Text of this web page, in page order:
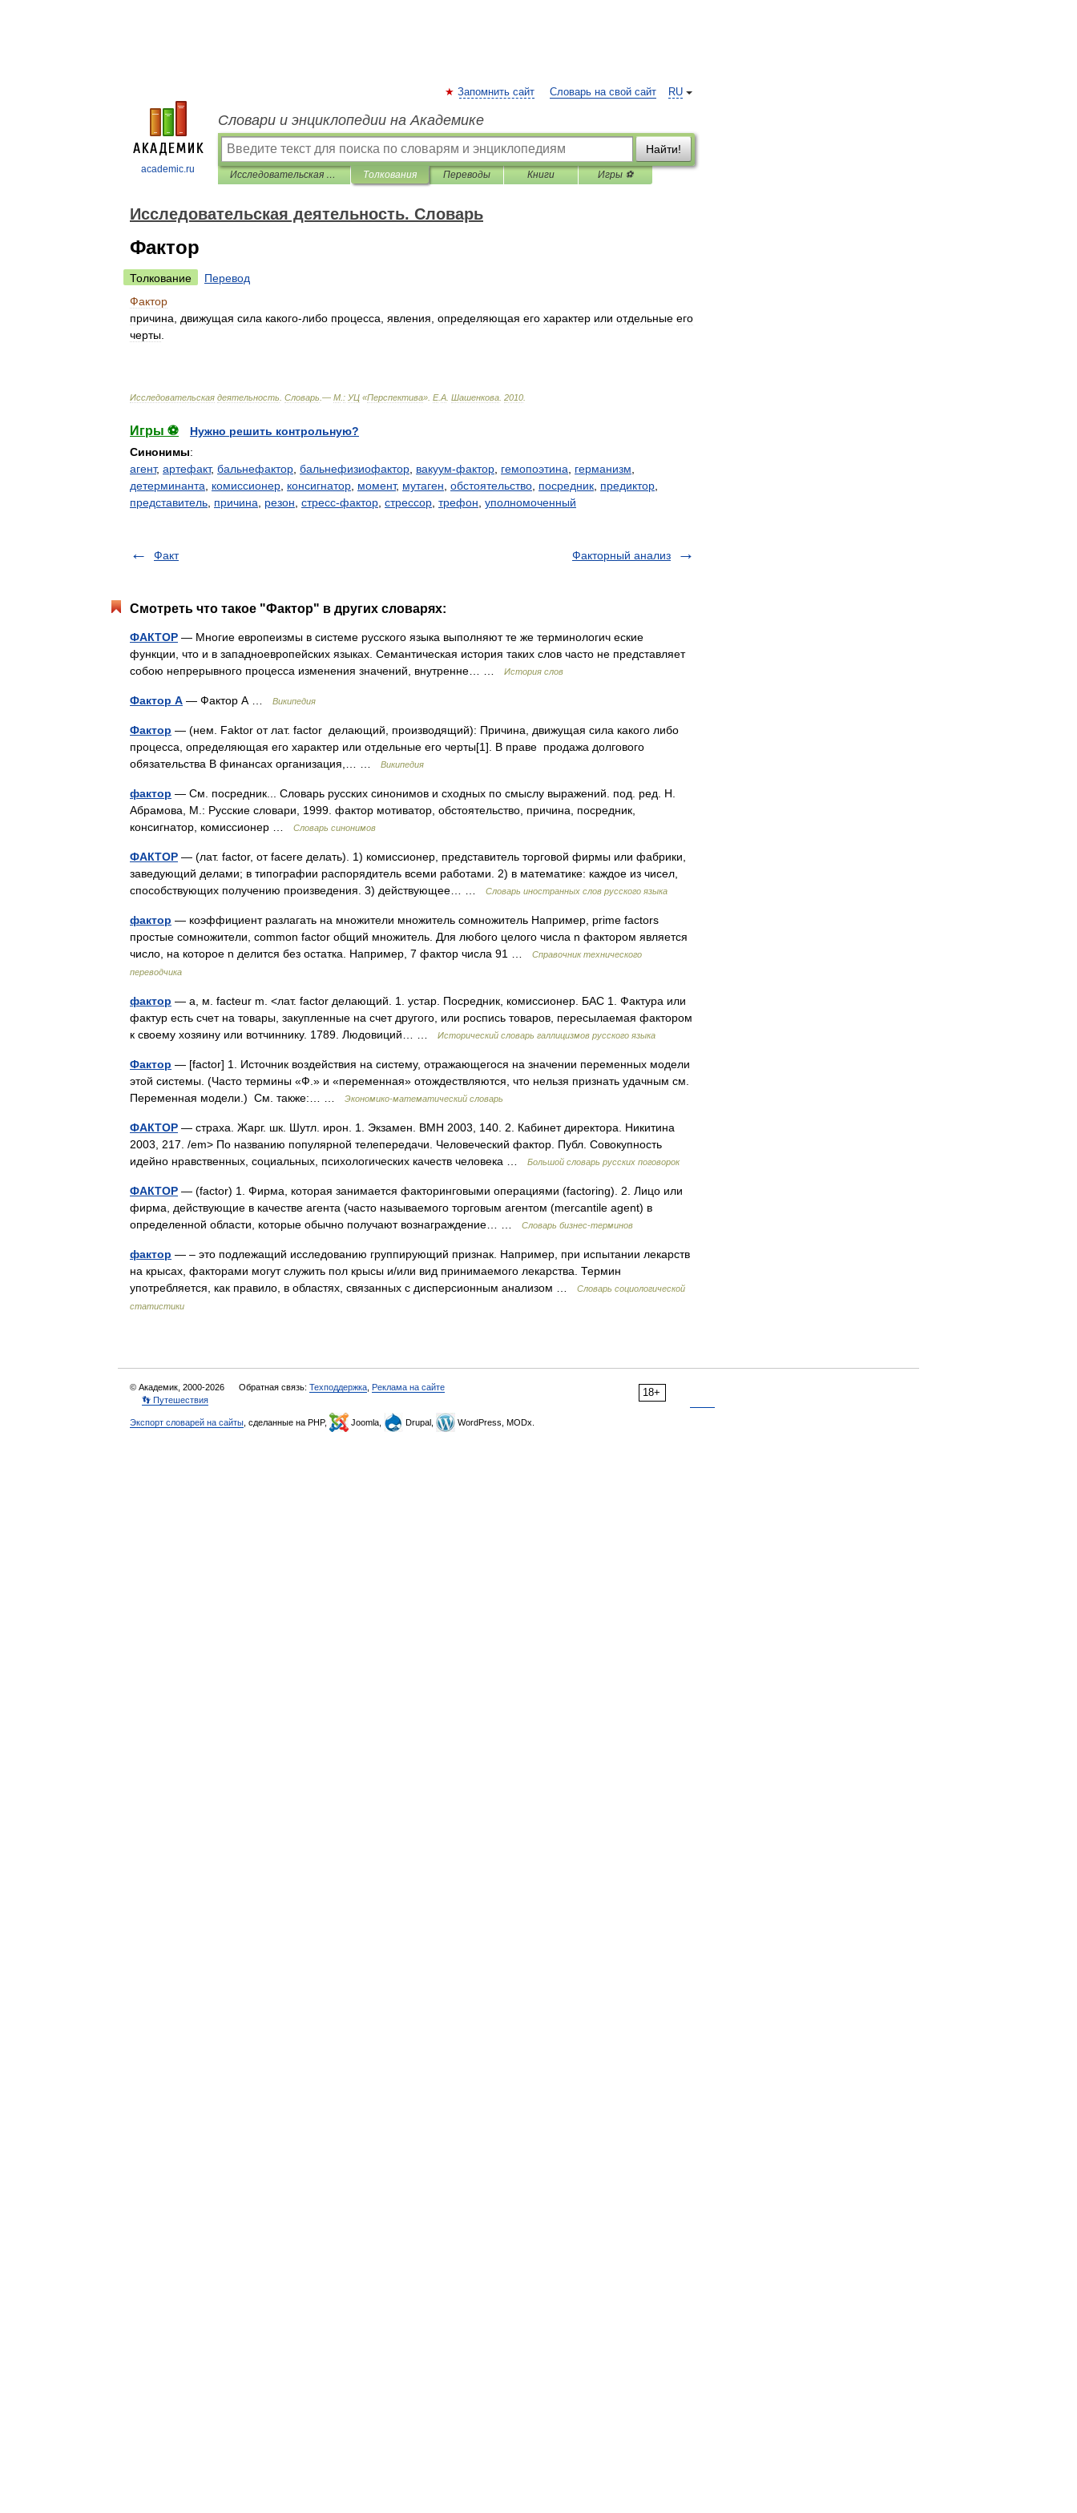
academic.ru
RU
Запомнить сайт Словарь на свой сайт
Словари и энциклопедии на Академике
Найти!
Исследовательская деятельность. Словарь Толкования Переводы Книги Игры ⚽
Исследовательская деятельность. Словарь
Фактор
Толкование
Перевод
Фактор
причина
движущая сила какого-либо процесса явления определяющая его характер или отдельные его
черты
Исследовательская деятельность Словарь .— М : УЦ «Перспектива» Е.А Шашенкова 2010
Игры ⚽
Нужно решить контрольную?
Синонимы:
агент, артефакт, бальнефактор бальнефизиофактор вакуум-фактор гемопоэтина германизм
детерминанта
комиссионер консигнатор момент, мутаген обстоятельство посредник предиктор
представитель причина резон стресс-фактор стрессор трефон уполномоченный
Факт Факторный анализ
Смотреть что такое "Фактор" в других словарях:
ФАКТОР — Многие европеизмы в системе русского языка выполняют те же терминологич еские
функции, что и в западноевропейских языках. Семантическая история таких слов часто не представляет
собою непрерывного процесса изменения значений, внутренне… …
История слов
Фактор А — Фактор А … Википедия
Фактор — (нем. Faktor от лат. factor делающий, производящий): Причина, движущая сила какого либо
процесса, определяющая его характер или отдельные его черты[1]. В праве продажа долгового
обязательства В финансах организация,… …
Википедия
фактор — См. посредник... Словарь русских синонимов и сходных по смыслу выражений. под. ред. Н.
Абрамова, М.: Русские словари, 1999. фактор мотиватор, обстоятельство, причина, посредник,
консигнатор, комиссионер …
Словарь синонимов
ФАКТОР — (лат. factor, от facere делать). 1) комиссионер, представитель торговой фирмы или фабрики,
заведующий делами; в типографии распорядитель всеми работами. 2) в математике: каждое из чисел,
способствующих получению произведения. 3) действующее… …
Словарь иностранных слов русского языка
фактор — коэффициент разлагать на множители множитель сомножитель Например, prime factors
простые сомножители, common factor общий множитель. Для любого целого числа n фактором является
число, на которое n делится без остатка. Например, 7 фактор числа 91 …
Справочник технического
переводчика
фактор — а, м. facteur m. <лат. factor делающий. 1. устар. Посредник, комиссионер. БАС 1. Фактура или
фактур есть счет на товары, закупленные на счет другого, или роспись товаров, пересылаемая фактором
к своему хозяину или вотчиннику. 1789. Людовиций… …
Исторический словарь галлицизмов русского языка
Фактор — [factor] 1. Источник воздействия на систему, отражающегося на значении переменных модели
этой системы. (Часто термины «Ф.» и «переменная» отождествляются, что нельзя признать удачным см.
Переменная модели.) См. также:… …
Экономико-математический словарь
ФАКТОР — страха. Жарг. шк. Шутл. ирон. 1. Экзамен. ВМН 2003, 140. 2. Кабинет директора. Никитина
2003, 217. /em> По названию популярной телепередачи. Человеческий фактор. Публ. Совокупность
идейно нравственных, социальных, психологических качеств человека …
Большой словарь русских поговорок
ФАКТОР — (factor) 1. Фирма, которая занимается факторинговыми операциями (factoring). 2. Лицо или
фирма, действующие в качестве агента (часто называемого торговым агентом (mercantile agent) в
определенной области, которые обычно получают вознаграждение… …
Словарь бизнес-терминов
фактор — – это подлежащий исследованию группирующий признак. Например, при испытании лекарств
на крысах, факторами могут служить пол крысы и/или вид принимаемого лекарства. Термин
употребляется, как правило, в областях, связанных с дисперсионным анализом …
Словарь социологической
статистики
18+
© Академик, 2000-2026 Обратная связь: Техподдержка Реклама на сайте
👣 Путешествия
Экспорт словарей на сайты , сделанные на PHP, Joomla, Drupal, WordPress, MODx.